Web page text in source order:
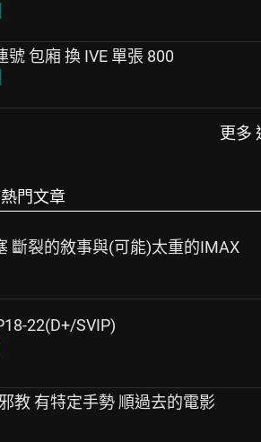
號 包廂 換 IVE 單張 800
更多
門文章
斷裂的敘事與(可能)太重的IMAX
22(D+/SVIP)
教 有特定手勢 順過去的電影